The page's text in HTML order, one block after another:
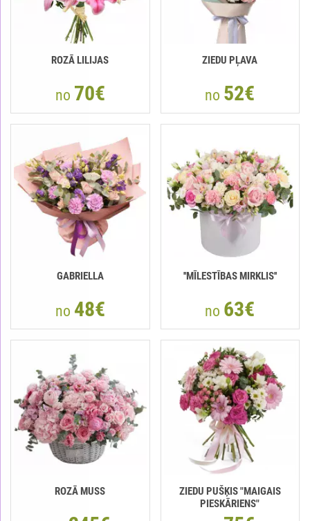
ROZĀ LILIJAS
no 70€
ZIEDU PĻAVA
no 52€
GABRIELLA
no 48€
''MĪLESTĪBAS MIRKLIS''
no 63€
ROZĀ MUSS
ZIEDU PUŠĶIS "MAIGAIS
PIESKĀRIENS"